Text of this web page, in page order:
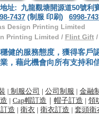
: 九龍觀塘開源道50號利
7437 (制服 印刷) 6998-
Design Printing Limited
Printing Limited / Flint Gift/
健的服務態度，獲得客戶
藉此機會向所有支持和
| 制服公司 | 公司制服 | 金融
| Cap帽訂造 帽子訂造 | 領
造 | 衛衣 | 衛衣訂造 | 套頭衛